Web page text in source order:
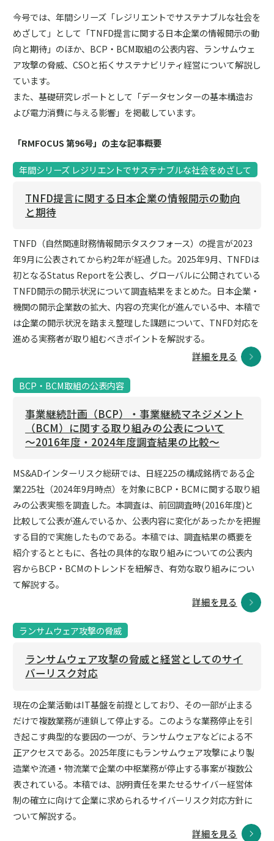
今号では、年間シリーズ「レジリエントでサステナブルな社会を
めざして」として「TNFD提言に関する日本企業の情報開示の動
向と期待」のほか、BCP・BCM取組の公表内容、ランサムウェ
ア攻撃の脅威、CSOと拓くサステナビリティ経営について解説し
ています。
また、基礎研究レポートとして「データセンターの基本構造お
よび電力消費に与える影響」を掲載しています。
「RMFOCUS 第96号」の主な記事概要
年間シリーズ レジリエントでサステナブルな社会をめざして
TNFD提言に関する日本企業の情報開示の動向
と期待
TNFD（自然関連財務情報開示タスクフォース）の提言が2023
年9月に公表されてから約2年が経過した。2025年9月、TNFDは
初となるStatus Reportを公表し、グローバルに公開されている
TNFD開示の開示状況について調査結果をまとめた。日本企業・
機関の開示企業数の拡大、内容の充実化が進んでいる中、本稿で
は企業の開示状況を踏まえ整理した課題について、TNFD対応を
進める実務者が取り組むべきポイントを解説する。
詳細を見る
BCP・BCM取組の公表内容
事業継続計画（BCP）・事業継続マネジメント
（BCM）に関する取り組みの公表について
～2016年度・2024年度調査結果の比較～
MS&ADインターリスク総研では、日経225の構成銘柄である企
業225社（2024年9月時点）を対象にBCP・BCMに関する取り組
みの公表実態を調査した。本調査は、前回調査時(2016年度)と
比較して公表が進んでいるか、公表内容に変化があったかを把握
する目的で実施したものである。本稿では、調査結果の概要を
紹介するとともに、各社の具体的な取り組みについての公表内
容からBCP・BCMのトレンドを紐解き、有効な取り組みについ
て解説する。
詳細を見る
ランサムウェア攻撃の脅威
ランサムウェア攻撃の脅威と経営としてのサイ
バーリスク対応
現在の企業活動はIT基盤を前提としており、その一部が止まる
だけで複数業務が連鎖して停止する。このような業務停止を引
き起こす典型的な要因の一つが、ランサムウェアなどによる不
正アクセスである。2025年度にもランサムウェア攻撃により製
造業や流通・物流業で企業の中枢業務が停止する事案が複数公
表されている。本稿では、説明責任を果たせるサイバー経営体
制の確立に向けて企業に求められるサイバーリスク対応方針に
ついて解説する。
詳細を見る